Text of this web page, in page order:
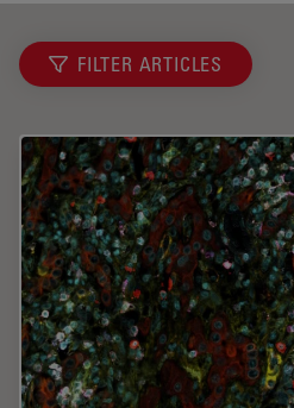
FILTER ARTICLES